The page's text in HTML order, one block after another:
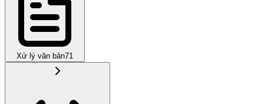
Xử lý văn bản71